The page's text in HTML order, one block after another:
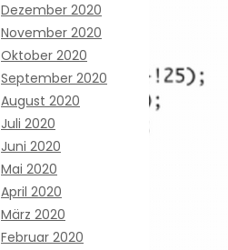
Dezember 2020
November 2020
Oktober 2020
September 2020
August 2020
Juli 2020
Juni 2020
Mai 2020
April 2020
März 2020
Februar 2020